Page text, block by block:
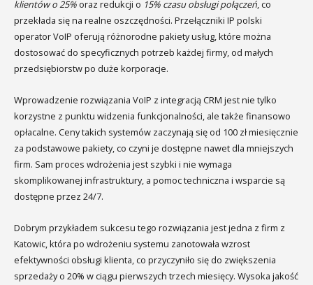
klientów o 25% oraz redukcji o 15% czasu obsługi połączeń, co
przekłada się na realne oszczędności. Przełączniki IP polski
operator VoIP oferują różnorodne pakiety usług, które można
dostosować do specyficznych potrzeb każdej firmy, od małych
przedsiębiorstw po duże korporacje.
Wprowadzenie rozwiązania VoIP z integracją CRM jest nie tylko
korzystne z punktu widzenia funkcjonalności, ale także finansowo
opłacalne. Ceny takich systemów zaczynają się od 100 zł miesięcznie
za podstawowe pakiety, co czyni je dostępne nawet dla mniejszych
firm. Sam proces wdrożenia jest szybki i nie wymaga
skomplikowanej infrastruktury, a pomoc techniczna i wsparcie są
dostępne przez 24/7.
Dobrym przykładem sukcesu tego rozwiązania jest jedna z firm z
Katowic, która po wdrożeniu systemu zanotowała wzrost
efektywności obsługi klienta, co przyczyniło się do zwiększenia
sprzedaży o 20% w ciągu pierwszych trzech miesięcy. Wysoka jakość